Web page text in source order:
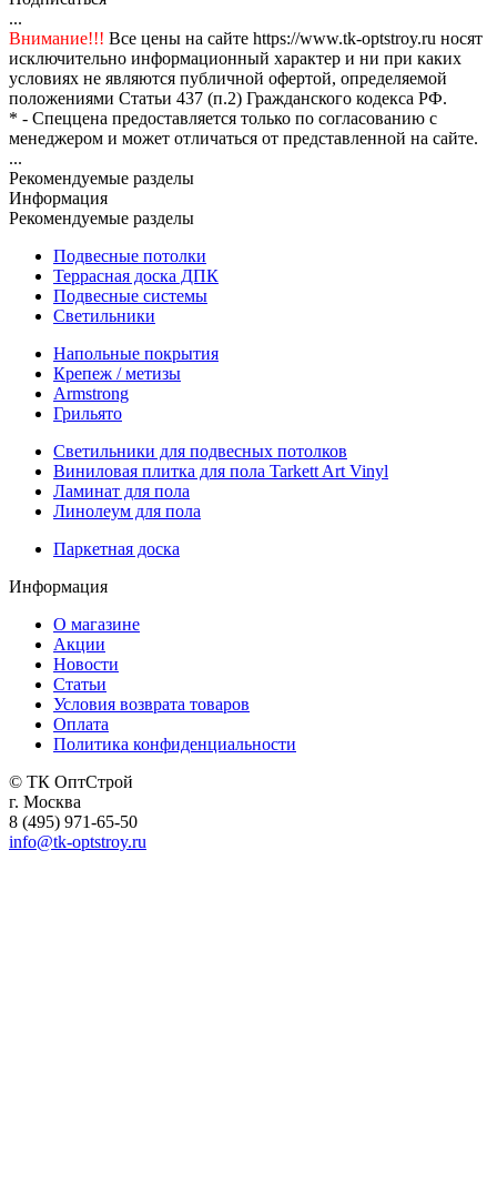
...
Внимание!!! Все цены на сайте https://www.tk-optstroy.ru носят
исключительно информационный характер и ни при каких
условиях не являются публичной офертой, определяемой
положениями Статьи 437 (п.2) Гражданского кодекса РФ.
* - Спеццена предоставляется только по согласованию с
менеджером и может отличаться от представленной на сайте.
...
Рекомендуемые разделы
Информация
Рекомендуемые разделы
Подвесные потолки
Террасная доска ДПК
Подвесные системы
Светильники
Напольные покрытия
Крепеж / метизы
Armstrong
Грильято
Светильники для подвесных потолков
Виниловая плитка для пола Tarkett Art Vinyl
Ламинат для пола
Линолеум для пола
Паркетная доска
Информация
О магазине
Акции
Новости
Статьи
Условия возврата товаров
Оплата
Политика конфиденциальности
© ТК ОптСтрой
г. Москва
8 (495) 971-65-50
info@tk-optstroy.ru